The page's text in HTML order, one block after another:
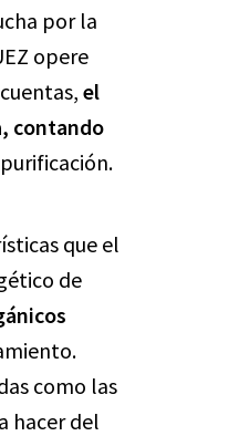
por la
opere
el
contando
que el
de
como las
hacer del